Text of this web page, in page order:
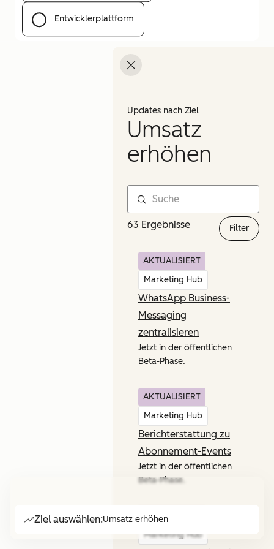
Menü öffnen
Ziel auswählen:Umsatz erhöhen
Entwicklerplattform
Updates nach Ziel
Umsatz
erhöhen
63 Ergebnisse Filter
AKTUALISIERT
Marketing Hub
WhatsApp Business-
Messaging
zentralisieren
Jetzt in der öffentlichen
Beta-Phase.
AKTUALISIERT
Marketing Hub
Berichterstattung zu
Abonnement-Events
Jetzt in der öffentlichen
Beta-Phase.
AKTUALISIERT
Marketing Hub